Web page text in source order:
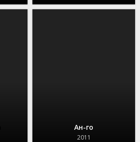
Ан-го
2011